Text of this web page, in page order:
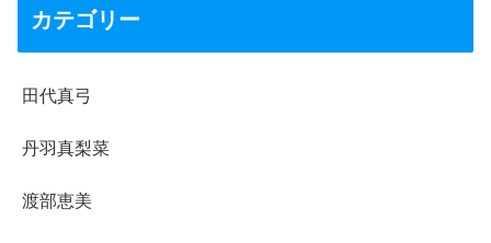
カテゴリー
田代真弓
丹羽真梨菜
渡部恵美